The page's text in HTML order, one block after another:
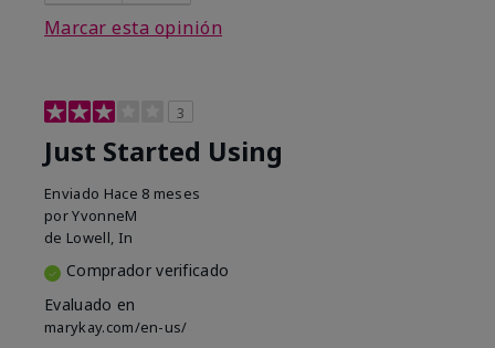
Marcar esta opinión
3
Just Started Using
Enviado Hace 8 meses
porYvonneM
de Lowell, In
Comprador verificado
Evaluado en
marykay.com/en-us/